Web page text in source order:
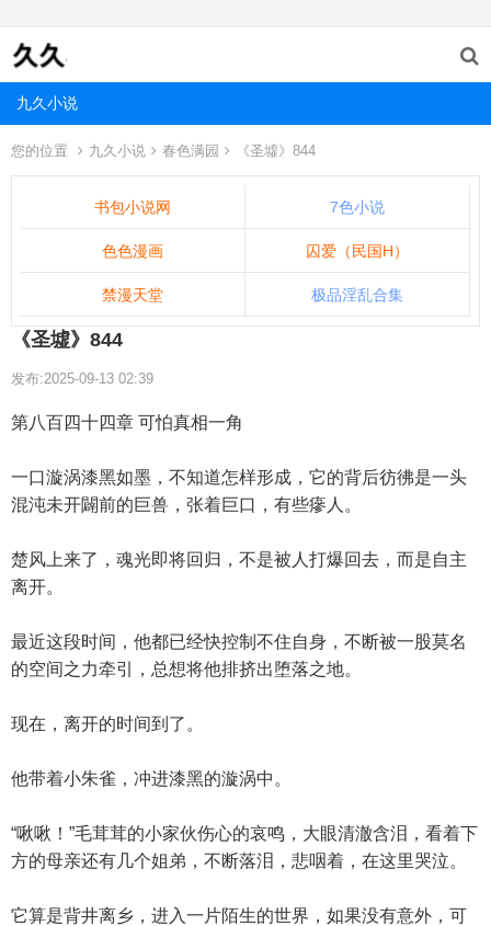
九久小说
您的位置 九久小说 春色满园 《圣墟》844
书包小说网 7色小说
色色漫画 囚爱（民国H）
禁漫天堂 极品淫乱合集
《圣墟》844
发布:2025-09-13 02:39
第八百四十四章 可怕真相一角
一口漩涡漆黑如墨，不知道怎样形成，它的背后彷彿是一头
混沌未开闢前的巨兽，张着巨口，有些瘮人。
楚风上来了，魂光即将回归，不是被人打爆回去，而是自主
离开。
最近这段时间，他都已经快控制不住自身，不断被一股莫名
的空间之力牵引，总想将他排挤出堕落之地。
现在，离开的时间到了。
他带着小朱雀，冲进漆黑的漩涡中。
“啾啾！”毛茸茸的小家伙伤心的哀鸣，大眼清澈含泪，看着下
方的母亲还有几个姐弟，不断落泪，悲咽着，在这里哭泣。
它算是背井离乡，进入一片陌生的世界，如果没有意外，可